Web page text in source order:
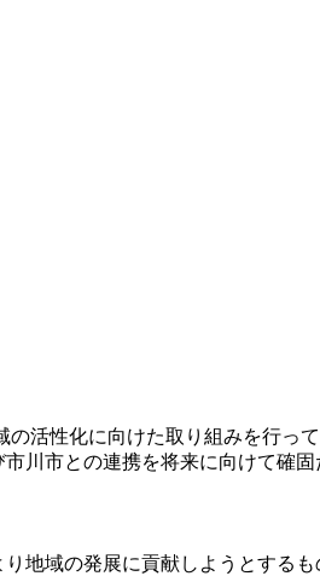
活性化に向けた取り組みを行っ
川市との連携を将来に向けて確
地域の発展に貢献しようとする